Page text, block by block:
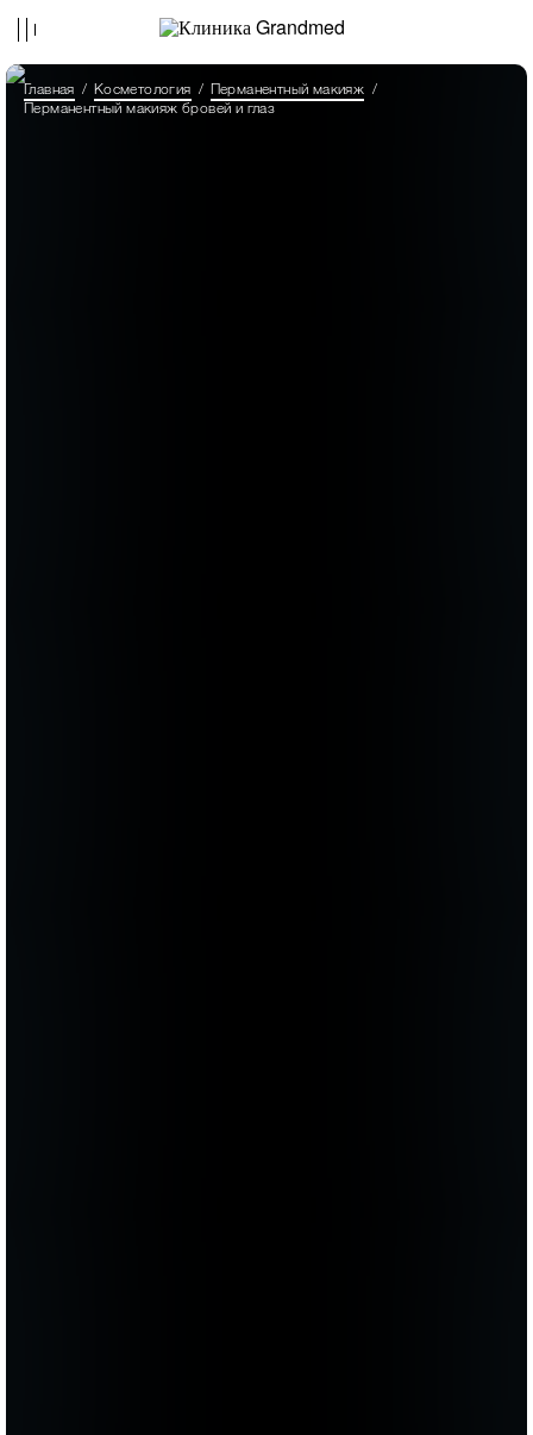
Главная Косметология
Перманентный макияж
Перманентный макияж бровей и глаз